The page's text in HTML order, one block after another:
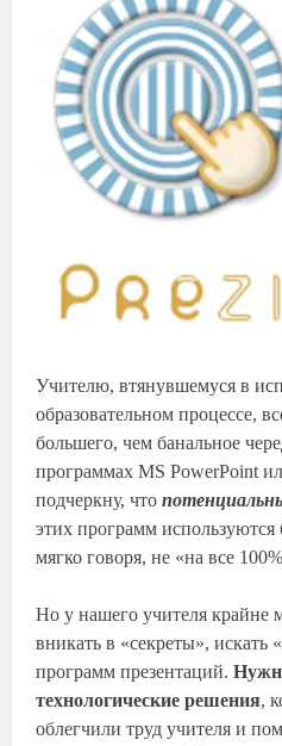
Учителю, втянувшемуся в
образовательном процессе,
большего, чем банальное
программах MS PowerPoint
подчеркну, что
этих программ
мягко говоря, не «на все
Но у нашего учителя крайне
вникать в «секреты»,
программ презентаций.
технологические решения,
облегчили труд учителя и